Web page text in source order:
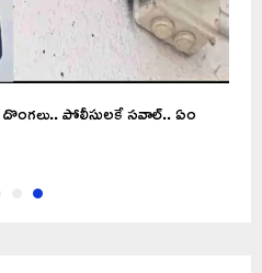
పోలీసులకే సవాల్.. ఏం